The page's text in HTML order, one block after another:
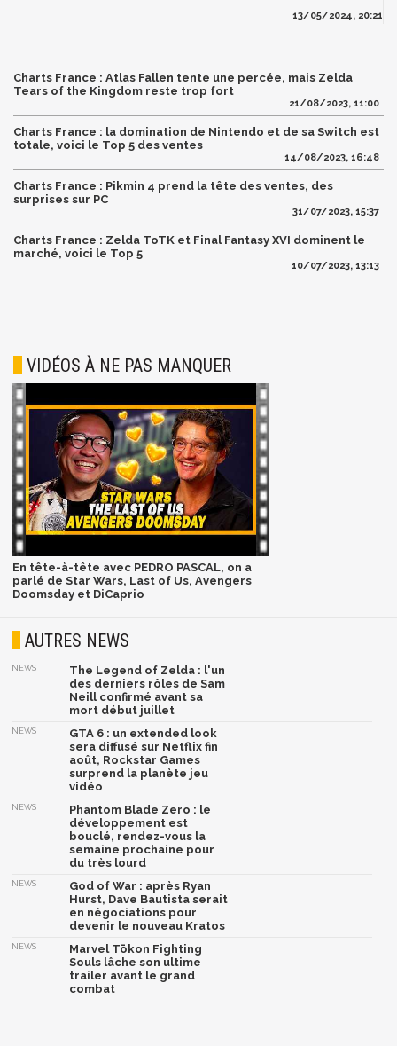
13/05/2024, 20:21
Charts France : Atlas Fallen tente une percée, mais Zelda
Tears of the Kingdom reste trop fort
21/08/2023, 11:00
Charts France : la domination de Nintendo et de sa Switch est
totale, voici le Top 5 des ventes
14/08/2023, 16:48
Charts France : Pikmin 4 prend la tête des ventes, des
surprises sur PC
31/07/2023, 15:37
Charts France : Zelda ToTK et Final Fantasy XVI dominent le
marché, voici le Top 5
10/07/2023, 13:13
VIDÉOS À NE PAS MANQUER
En tête-à-tête avec PEDRO PASCAL, on a
parlé de Star Wars, Last of Us, Avengers
Doomsday et DiCaprio
AUTRES NEWS
NEWS
The Legend of Zelda : l'un
des derniers rôles de Sam
Neill confirmé avant sa
mort début juillet
NEWS
GTA 6 : un extended look
sera diffusé sur Netflix fin
août, Rockstar Games
surprend la planète jeu
vidéo
NEWS
Phantom Blade Zero : le
développement est
bouclé, rendez-vous la
semaine prochaine pour
du très lourd
NEWS
God of War : après Ryan
Hurst, Dave Bautista serait
en négociations pour
devenir le nouveau Kratos
NEWS
Marvel Tōkon Fighting
Souls lâche son ultime
trailer avant le grand
combat